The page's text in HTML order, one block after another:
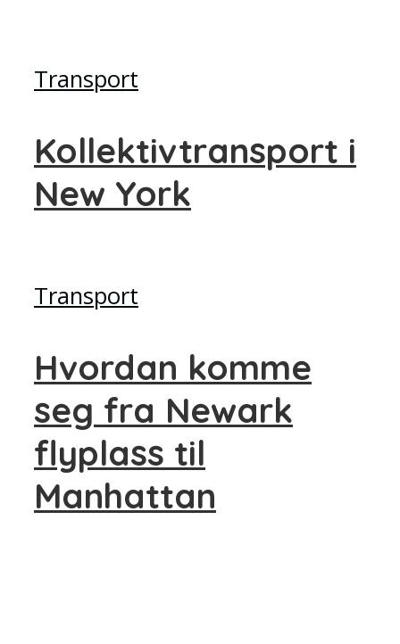
Transport
Kollektivtransport i
New York
Transport
Hvordan komme
seg fra Newark
flyplass til
Manhattan